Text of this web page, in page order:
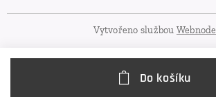
Do košíku
Vytvořeno službou Webnode